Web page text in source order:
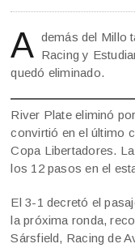
A demás del Millo
Racing y
quedó eliminado.
River Plate eliminó
convirtió en el último
Copa Libertadores.
los 12 pasos en el
El 3-1 decretó el
la próxima ronda,
Sársfield, Racing de